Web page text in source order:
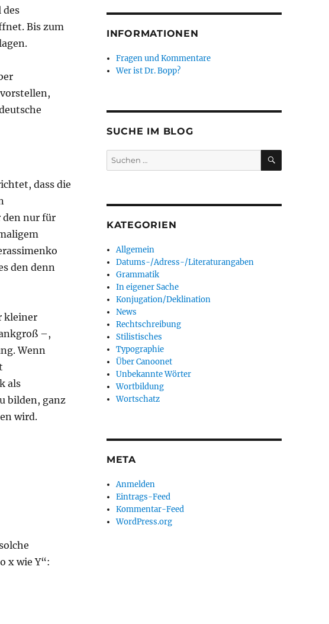
des
Bis zum
dass die
den nur für
den denn
kleiner
–,
Wenn
als
bilden, ganz
wird.
x wie Y“:
INFORMATIONEN
Fragen und Kommentare
Wer ist Dr. Bopp?
SUCHE IM BLOG
Suchen
nach:
SUCHEN
KATEGORIEN
Allgemein
Datums-/Adress-/Literaturangaben
Grammatik
In eigener Sache
Konjugation/Deklination
News
Rechtschreibung
Stilistisches
Typographie
Über Canoonet
Unbekannte Wörter
Wortbildung
Wortschatz
META
Anmelden
Eintrags-Feed
Kommentar-Feed
WordPress.org